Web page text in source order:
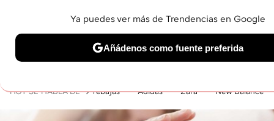
BELLEZA SHOPPING VIAJES GASTRO SNEAKERS
HOY SE HABLA DE rebajas Adidas Zara New Balance
Ya puedes ver más de Trendencias en Google
Añádenos como fuente preferida